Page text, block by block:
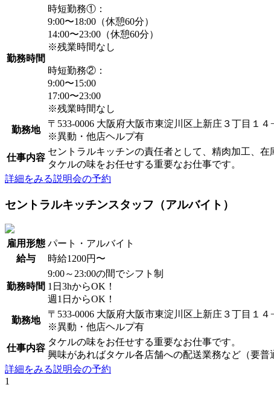
勤務時間
時短勤務①：
9:00〜18:00（休憩60分）
14:00〜23:00（休憩60分）
※残業時間なし
時短勤務②：
9:00〜15:00
17:00〜23:00
※残業時間なし
勤務地
〒533-0006 大阪府大阪市東淀川区上新庄３丁目１４
※異動・他店ヘルプ有
仕事内容
セントラルキッチンの責任者として、精肉加工、在
タケルの味をお任せする重要なお仕事です。
詳細をみる説明会の予約
セントラルキッチンスタッフ（アルバイト）
雇用形態 パート・アルバイト
給与
時給1200円〜
勤務時間
9:00～23:00の間でシフト制
1日3hからOK！
週1日からOK！
勤務地
〒533-0006 大阪府大阪市東淀川区上新庄３丁目１４
※異動・他店ヘルプ有
仕事内容
タケルの味をお任せする重要なお仕事です。
興味があればタケル各店舗への配送業務など（要普
詳細をみる説明会の予約
1